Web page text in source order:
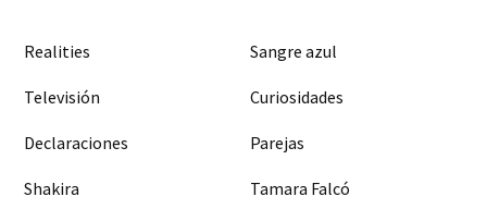
Realities Sangre azul
Televisión Curiosidades
Declaraciones Parejas
Shakira Tamara Falcó